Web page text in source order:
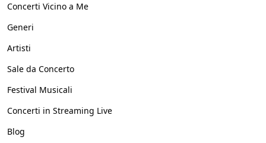
Slovacchia 52)
Malesia (45
Concerti Vicino a Me
Generi
Artisti
Sale da Concerto
Festival Musicali
Concerti in Streaming Live
Blog